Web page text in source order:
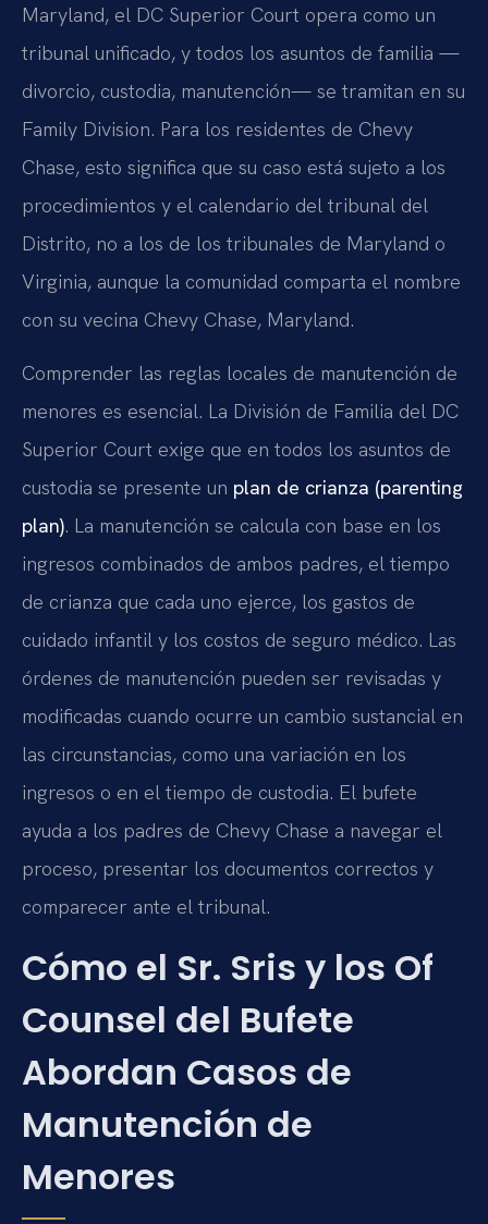
Maryland, el DC Superior Court opera como un
tribunal unificado, y todos los asuntos de familia —
divorcio, custodia, manutención— se tramitan en su
Family Division. Para los residentes de Chevy
Chase, esto significa que su caso está sujeto a los
procedimientos y el calendario del tribunal del
Distrito, no a los de los tribunales de Maryland o
Virginia, aunque la comunidad comparta el nombre
con su vecina Chevy Chase, Maryland.
Comprender las reglas locales de manutención de
menores es esencial. La División de Familia del DC
Superior Court exige que en todos los asuntos de
custodia se presente un plan de crianza (parenting
plan). La manutención se calcula con base en los
ingresos combinados de ambos padres, el tiempo
de crianza que cada uno ejerce, los gastos de
cuidado infantil y los costos de seguro médico. Las
órdenes de manutención pueden ser revisadas y
modificadas cuando ocurre un cambio sustancial en
las circunstancias, como una variación en los
ingresos o en el tiempo de custodia. El bufete
ayuda a los padres de Chevy Chase a navegar el
proceso, presentar los documentos correctos y
comparecer ante el tribunal.
Cómo el Sr. Sris y los Of
Counsel del Bufete
Abordan Casos de
Manutención de
Menores